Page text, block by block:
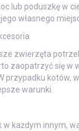
lub poduszkę w
własnego
zwierzęta
zaopatrzyć się w
przypadku kotów,
warunki.
w każdym innym,